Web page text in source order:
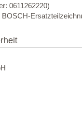
0611262220)
BOSCH-